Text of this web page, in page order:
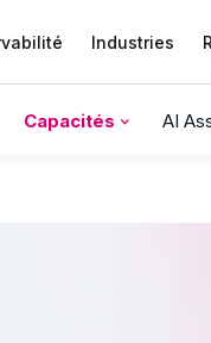
Industries
Capacités AI